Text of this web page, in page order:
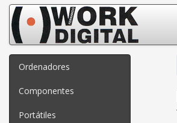
Ordenadores
Componentes
Portátiles